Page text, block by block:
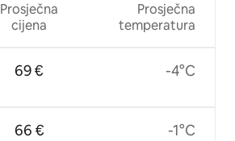
Prosječna
cijena
69 €
66 €
Prosječna
temperatura
-4°C
-1°C